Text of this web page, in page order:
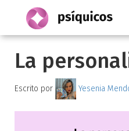
La
Escrito por Yesenia